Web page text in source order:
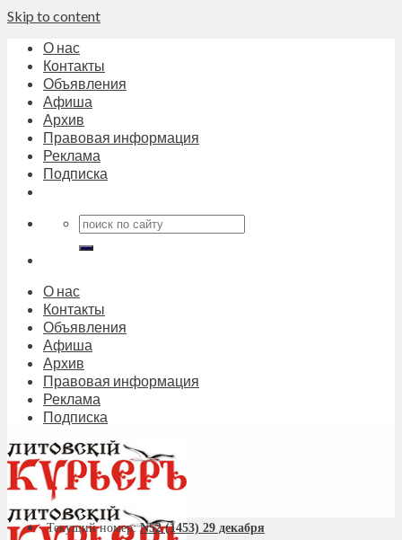
Skip to content
О нас
Контакты
Объявления
Афиша
Архив
Правовая информация
Реклама
Подписка
О нас
Контакты
Объявления
Афиша
Архив
Правовая информация
Реклама
Подписка
Текущий номер:N52 (1453) 29 декабря